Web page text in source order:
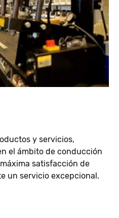
y servicios,
el ámbito de conducción
satisfacción de
un servicio excepcional.